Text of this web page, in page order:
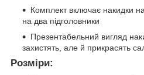
Комплект включає накидки
на два підголовники
Презентабельний вигляд
захистять, але й прикрасять
Розміри: